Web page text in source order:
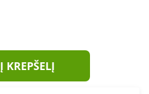
Į KREPŠELĮ